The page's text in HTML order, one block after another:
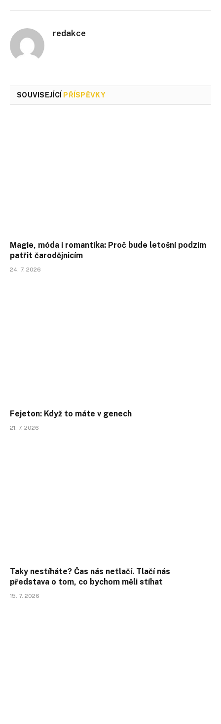
redakce
SOUVISEJÍCÍ PŘÍSPĚVKY
Magie, móda i romantika: Proč bude letošní podzim
patřit čarodějnicím
24. 7. 2026
Fejeton: Když to máte v genech
21. 7. 2026
Taky nestíháte? Čas nás netlačí. Tlačí nás
představa o tom, co bychom měli stíhat
15. 7. 2026